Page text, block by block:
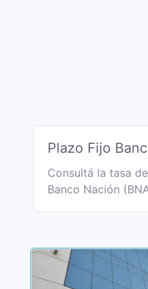
Plazo Fijo
Consultá la tasa
Banco Nación